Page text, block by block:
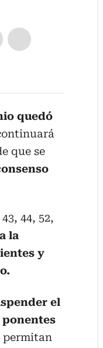
quedó
que se
44, 52,
la
y
el
permitan